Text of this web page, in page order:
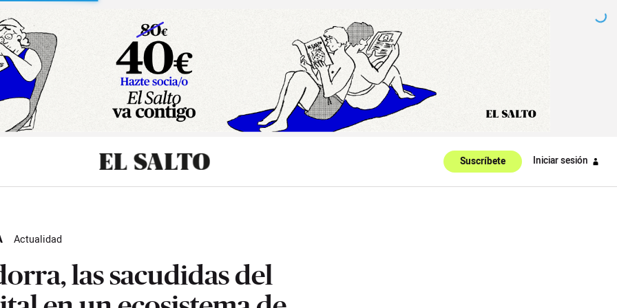
Suscríbete Iniciar sesión
Actualidad
las sacudidas del